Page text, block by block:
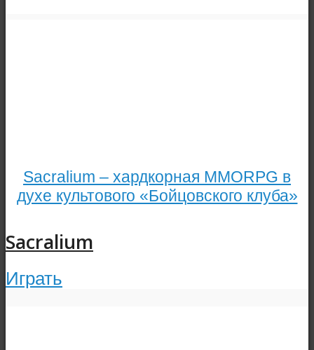
Sacralium – хардкорная MMORPG в
духе культового «Бойцовского клуба»
Sacralium
Играть